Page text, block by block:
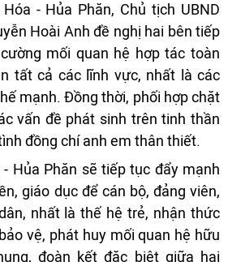
- Hủa Phăn, Chủ tịch UBND
Hoài Anh đề nghị hai bên tiếp
mối quan hệ hợp tác toàn
tất cả các lĩnh vực, nhất là các
mạnh. Đồng thời, phối hợp chặt
vấn đề phát sinh trên tinh thần
đồng chí anh em thân thiết.
Hủa Phăn sẽ tiếp tục đẩy mạnh
giáo dục để cán bộ, đảng viên,
nhất là thế hệ trẻ, nhận thức
vệ, phát huy mối quan hệ hữu
đoàn kết đặc biệt giữa hai